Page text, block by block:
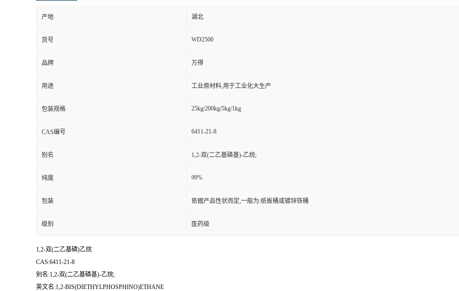
产地 湖北
货号 WD2500
品牌 万得
用途 工业原材料,用于工业化大生产
包装规格 25kg/200kg/5kg/1kg
CAS编号 6411-21-8
别名 1,2-双(二乙基磷基)-乙烷;
纯度 99%
包装 依据产品性状而定,一般为:纸板桶或镀锌铁桶
级别 医药级
1,2-双(二乙基磷)乙烷
CAS:6411-21-8
别名:1,2-双(二乙基磷基)-乙烷;
英文名:1,2-BIS(DIETHYLPHOSPHINO)ETHANE